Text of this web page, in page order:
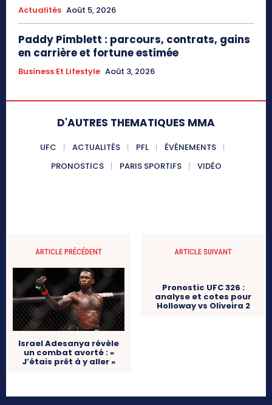
Actualités Août 5, 2026
Paddy Pimblett : parcours, contrats, gains
en carrière et fortune estimée
Business Et Lifestyle Août 3, 2026
D'AUTRES THEMATIQUES MMA
UFC ACTUALITÉS PFL
ÉVÉNEMENTS
PRONOSTICS
PARIS SPORTIFS VIDÉO
ARTICLE PRÉCÉDENT
Israel Adesanya révèle
un combat avorté : «
J’étais prêt à y aller »
ARTICLE SUIVANT
Pronostic UFC 326 :
analyse et cotes pour
Holloway vs Oliveira 2